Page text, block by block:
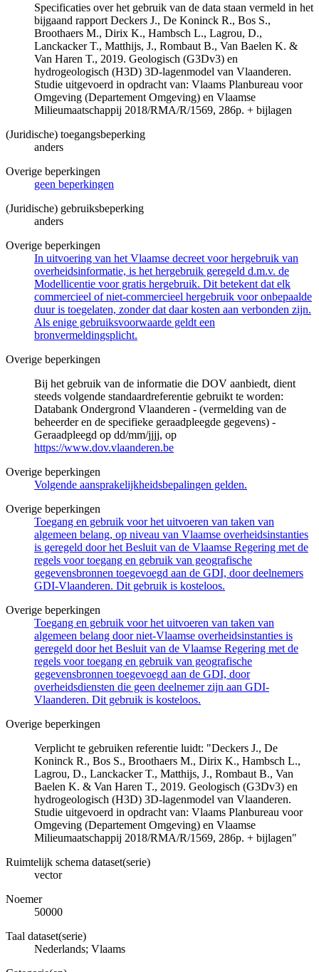
Specificaties over het gebruik van de data staan vermeld in het
bijgaand rapport Deckers J., De Koninck R., Bos S.,
Broothaers M., Dirix K., Hambsch L., Lagrou, D.,
Lanckacker T., Matthijs, J., Rombaut B., Van Baelen K. &
Van Haren T., 2019. Geologisch (G3Dv3) en
hydrogeologisch (H3D) 3D-lagenmodel van Vlaanderen.
Studie uitgevoerd in opdracht van: Vlaams Planbureau voor
Omgeving (Departement Omgeving) en Vlaamse
Milieumaatschappij 2018/RMA/R/1569, 286p. + bijlagen
(Juridische) toegangsbeperking
anders
Overige beperkingen
geen beperkingen
(Juridische) gebruiksbeperking
anders
Overige beperkingen
In uitvoering van het Vlaamse decreet voor hergebruik van
overheidsinformatie, is het hergebruik geregeld d.m.v. de
Modellicentie voor gratis hergebruik. Dit betekent dat elk
commercieel of niet-commercieel hergebruik voor onbepaalde
duur is toegelaten, zonder dat daar kosten aan verbonden zijn.
Als enige gebruiksvoorwaarde geldt een
bronvermeldingsplicht.
Overige beperkingen
Bij het gebruik van de informatie die DOV aanbiedt, dient
steeds volgende standaardreferentie gebruikt te worden:
Databank Ondergrond Vlaanderen - (vermelding van de
beheerder en de specifieke geraadpleegde gegevens) -
Geraadpleegd op dd/mm/jjjj, op
https://www.dov.vlaanderen.be
Overige beperkingen
Volgende aansprakelijkheidsbepalingen gelden.
Overige beperkingen
Toegang en gebruik voor het uitvoeren van taken van
algemeen belang, op niveau van Vlaamse overheidsinstanties
is geregeld door het Besluit van de Vlaamse Regering met de
regels voor toegang en gebruik van geografische
gegevensbronnen toegevoegd aan de GDI, door deelnemers
GDI-Vlaanderen. Dit gebruik is kosteloos.
Overige beperkingen
Toegang en gebruik voor het uitvoeren van taken van
algemeen belang door niet-Vlaamse overheidsinstanties is
geregeld door het Besluit van de Vlaamse Regering met de
regels voor toegang en gebruik van geografische
gegevensbronnen toegevoegd aan de GDI, door
overheidsdiensten die geen deelnemer zijn aan GDI-
Vlaanderen. Dit gebruik is kosteloos.
Overige beperkingen
Verplicht te gebruiken referentie luidt: "Deckers J., De
Koninck R., Bos S., Broothaers M., Dirix K., Hambsch L.,
Lagrou, D., Lanckacker T., Matthijs, J., Rombaut B., Van
Baelen K. & Van Haren T., 2019. Geologisch (G3Dv3) en
hydrogeologisch (H3D) 3D-lagenmodel van Vlaanderen.
Studie uitgevoerd in opdracht van: Vlaams Planbureau voor
Omgeving (Departement Omgeving) en Vlaamse
Milieumaatschappij 2018/RMA/R/1569, 286p. + bijlagen"
Ruimtelijk schema dataset(serie)
vector
Noemer
50000
Taal dataset(serie)
Nederlands; Vlaams